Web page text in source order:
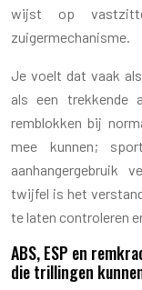
wijst op
zuigermechanisme.
Je voelt dat vaak
als een trekkende
remblokken bij
mee kunnen;
aanhangergebruik
twijfel is het
te laten controleren
ABS, ESP en
die trillingen